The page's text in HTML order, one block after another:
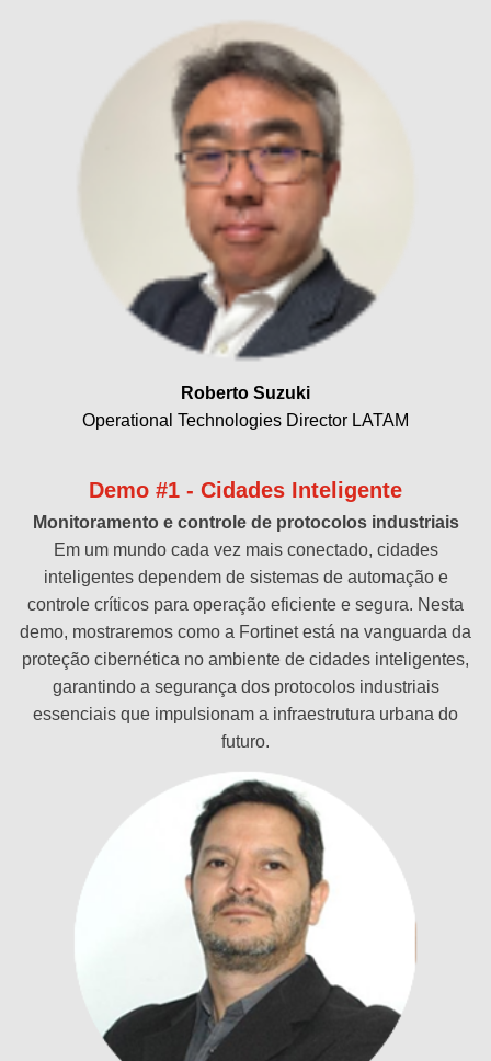
Roberto Suzuki
Operational Technologies Director LATAM
Demo #1 - Cidades Inteligente
Monitoramento e controle de protocolos industriais
Em um mundo cada vez mais conectado, cidades
inteligentes dependem de sistemas de automação e
controle críticos para operação eficiente e segura. Nesta
demo, mostraremos como a Fortinet está na vanguarda da
proteção cibernética no ambiente de cidades inteligentes,
garantindo a segurança dos protocolos industriais
essenciais que impulsionam a infraestrutura urbana do
futuro.